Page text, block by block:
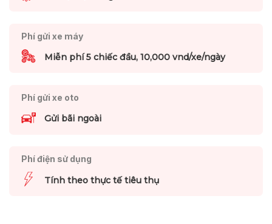
Phí gửi xe máy
Miễn phí 5 chiếc đầu, 10,000 vnd/xe/ngày
Phí gửi xe oto
Gửi bãi ngoài
Phí điện sử dụng
Tính theo thực tế tiêu thụ